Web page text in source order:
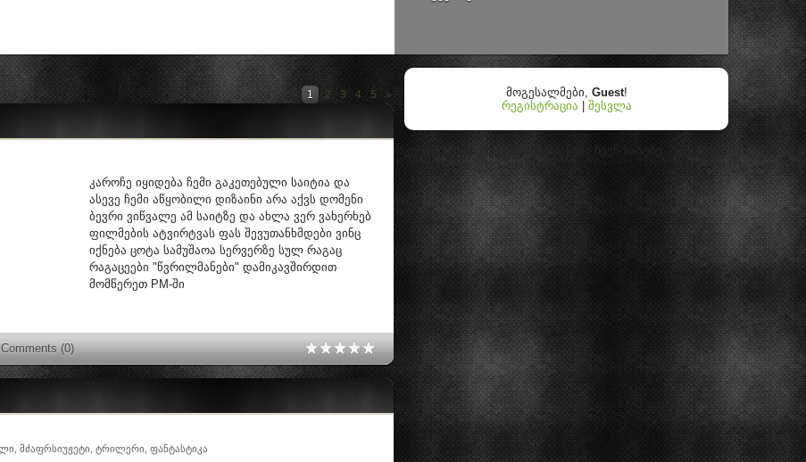
1 2 3 4 5 »
კაროჩე იყიდება ჩემი გაკეთებული საიტია და
ასევე ჩემი აწყობილი დიზაინი არა აქვს დომენი
ბევრი ვიწვალე ამ საიტზე და ახლა ვერ ვახერხებ
ფილმების ატვირტვას ფას შევუთანხმდები ვინც
იქნება ცოტა სამუშაოა სერვერზე სულ რაგაც
რაგაცეები "წვრილმანები" დამიკავშირდით
მომწერეთ PM-ში
Comments (0)
მძაფრსიუჟეტი, ტრილერი, ფანტასტიკა
მოგესალმები, Guest!
რეგისტრაცია
შესვლა
კეთილი იოს თქვენი მობრძანება ჩვენ საიტზე